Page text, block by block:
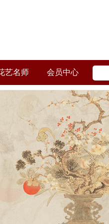
艺名师 会员中心